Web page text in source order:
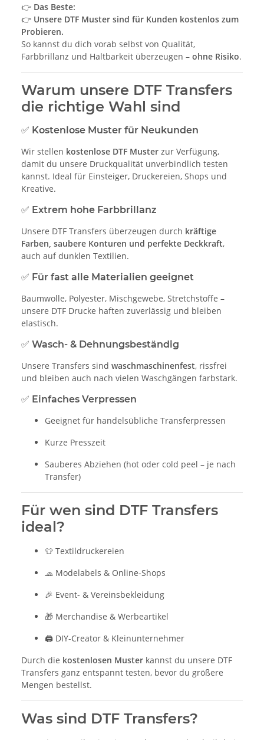
👉 Das Beste:
👉 Unsere DTF Muster sind für Kunden kostenlos zum
Probieren.
So kannst du dich vorab selbst von Qualität,
Farbbrillanz und Haltbarkeit überzeugen – ohne Risiko.
Warum unsere DTF Transfers
die richtige Wahl sind
✅ Kostenlose Muster für Neukunden
Wir stellen kostenlose DTF Muster zur Verfügung,
damit du unsere Druckqualität unverbindlich testen
kannst. Ideal für Einsteiger, Druckereien, Shops und
Kreative.
✅ Extrem hohe Farbbrillanz
Unsere DTF Transfers überzeugen durch kräftige
Farben, saubere Konturen und perfekte Deckkraft,
auch auf dunklen Textilien.
✅ Für fast alle Materialien geeignet
Baumwolle, Polyester, Mischgewebe, Stretchstoffe –
unsere DTF Drucke haften zuverlässig und bleiben
elastisch.
✅ Wasch- & Dehnungsbeständig
Unsere Transfers sind waschmaschinenfest, rissfrei
und bleiben auch nach vielen Waschgängen farbstark.
✅ Einfaches Verpressen
Geeignet für handelsübliche Transferpressen
Kurze Presszeit
Sauberes Abziehen (hot oder cold peel – je nach
Transfer)
Für wen sind DTF Transfers
ideal?
👕 Textildruckereien
🧢 Modelabels & Online-Shops
🎉 Event- & Vereinsbekleidung
🎁 Merchandise & Werbeartikel
🖨️ DIY-Creator & Kleinunternehmer
Durch die kostenlosen Muster kannst du unsere DTF
Transfers ganz entspannt testen, bevor du größere
Mengen bestellst.
Was sind DTF Transfers?